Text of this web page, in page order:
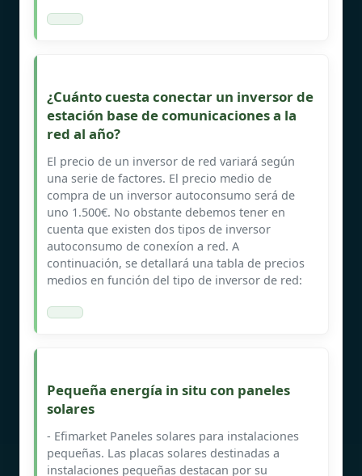
¿Cuánto cuesta conectar un inversor de
estación base de comunicaciones a la
red al año?
El precio de un inversor de red variará según
una serie de factores. El precio medio de
compra de un inversor autoconsumo será de
uno 1.500€. No obstante debemos tener en
cuenta que existen dos tipos de inversor
autoconsumo de conexíon a red. A
continuación, se detallará una tabla de precios
medios en función del tipo de inversor de red:
Pequeña energía in situ con paneles
solares
- Efimarket Paneles solares para instalaciones
pequeñas. Las placas solares destinadas a
instalaciones pequeñas destacan por su